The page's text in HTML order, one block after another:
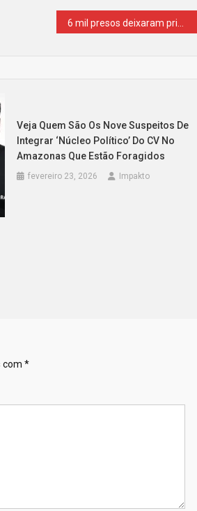
6 mil presos deixaram prisões na saidinha de Natal em 2025
Veja Quem São Os Nove Suspeitos De
Integrar ‘núcleo Político’ Do CV No
Amazonas Que Estão Foragidos
fevereiro 23, 2026 Impakto
com *